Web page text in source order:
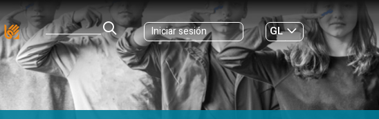
Iniciar sesión
GL
ES|